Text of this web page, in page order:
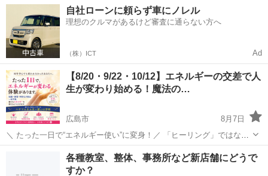
自社ローンに頼らず車にノレル
理想のクルマがあるけど審査に通らない方へ
（株）ICT Ad
【8/20・9/22・10/12】エネルギーの交差で人
生が変わり始める！魔法の…
広島市
8月7日
＼ たった一日で“エネルギー使い”に変身！／ 「ヒーリング」ではない
エネルギーの高さが起こる場所 エネルギーの交差が起こると、新しい
あなたが創造されます── ＼2025年8月8日には、初めての書籍が...
その他
各種教室、整体、事務所など新店舗にどうで
すか？